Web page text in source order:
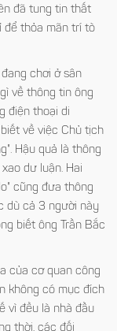
đã tung tin thất
để thỏa mãn trí tò
chơi ở sân
về thông tin ông
điện thoại di
về việc Chủ tịch
Hậu quả là thông
dư luận. Hai
cũng đưa thông
dù cả 3 người này
biết ông Trần Bắc
của cơ quan công
không có mục đích
vì đều là nhà đầu
thời, các đối